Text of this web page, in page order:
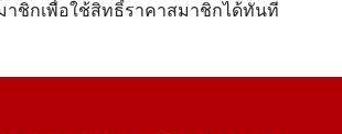
าชิกเพื่อใช้สิทธิ์ราคาสมาชิกได้ทันที